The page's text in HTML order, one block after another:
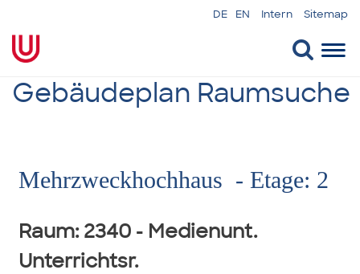
DE EN Intern Sitemap
Gebäudeplan Raumsuche
Mehrzweckhochhaus - Etage: 2
Raum: 2340 - Medienunt.
Unterrichtsr.